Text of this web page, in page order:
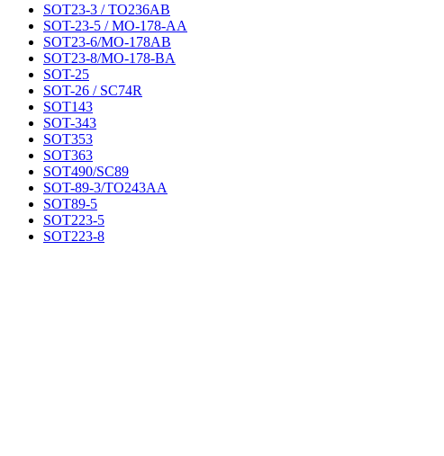
SOT23-3 / TO236AB
SOT-23-5 / MO-178-AA
SOT23-6/MO-178AB
SOT23-8/MO-178-BA
SOT-25
SOT-26 / SC74R
SOT143
SOT-343
SOT353
SOT363
SOT490/SC89
SOT-89-3/ТО243АА
SOT89-5
SOT223-5
SOT223-8